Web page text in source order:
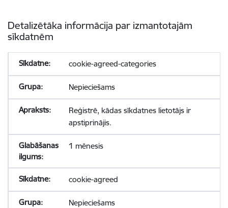
Detalizētāka informācija par izmantotajām
sīkdatnēm
cookie-agreed-categories
Nepieciešams
Reģistrē, kādas sīkdatnes lietotājs ir
apstiprinājis.
1 mēnesis
cookie-agreed
Nepieciešams